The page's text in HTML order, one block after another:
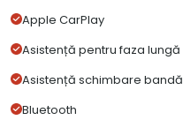
Apple CarPlay
Asistență pentru faza lungă
Asistență schimbare bandă
Bluetooth